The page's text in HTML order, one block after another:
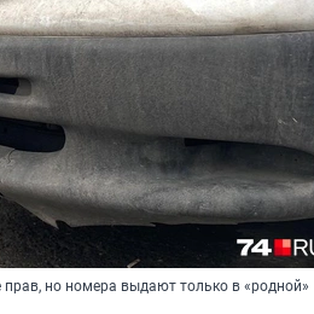
но номера выдают только в «родной»